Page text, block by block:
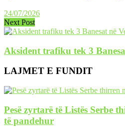
24/07/2026
Next Post
Aksident trafiku tek 3
LAJMET E FUNDIT
Pesë zyrtarë të Listës Serbe
të pandehur